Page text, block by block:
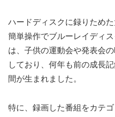
ハードディスクに録りため
簡単操作でブルーレイディ
は、子供の運動会や発表会
しており、何年も前の成長
間が生まれました。
特に、録画した番組をカテ